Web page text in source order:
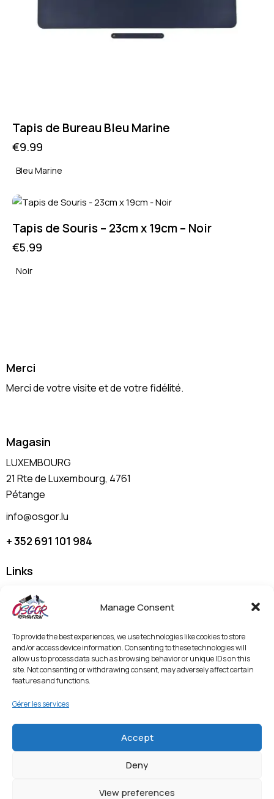
Manage Consent
To provide the best experiences, we use technologies like cookies to store
and/or access device information. Consenting to these technologies will
allow us to process data such as browsing behavior or unique IDs on this
site. Not consenting or withdrawing consent, may adversely affect certain
features and functions.
Gérer les services
Accept
Deny
View preferences
Tapis de Bureau Bleu Marine
€9.99
Bleu Marine
Tapis de Souris – 23cm x 19cm – Noir
€5.99
Noir
Merci
Merci de votre visite et de votre fidélité.
Magasin
LUXEMBOURG
21 Rte de Luxembourg, 4761
Pétange
info@osgor.lu
+ 352 691 101 984
Links
À Propos
Shop
Contactez-nous
Termes & Conditions
Politique de Protection des Données et